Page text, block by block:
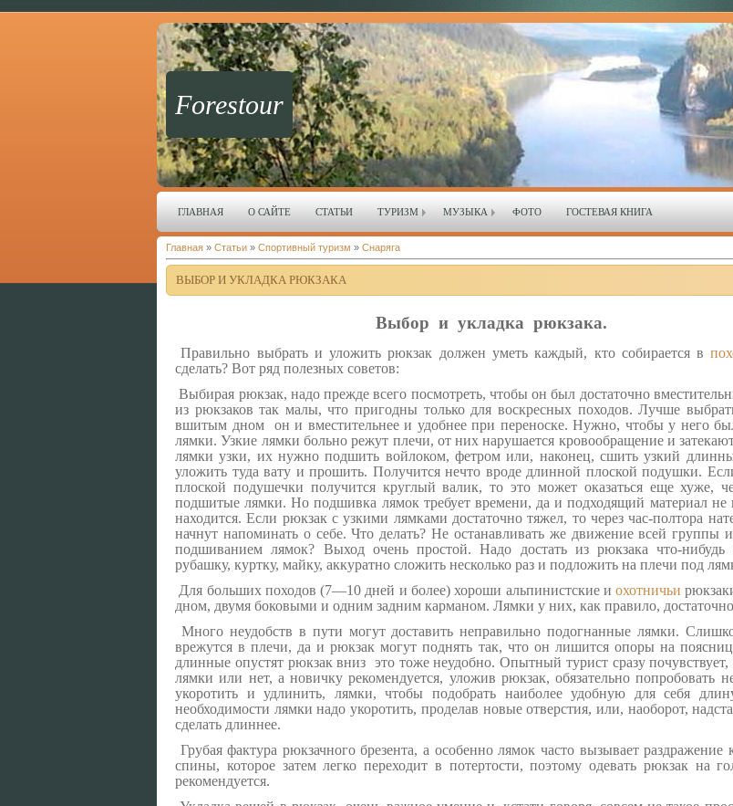
Forestour
ГЛАВНАЯ О САЙТЕ СТАТЬИ ТУРИЗМ МУЗЫКА ФОТО ГОСТЕВАЯ КНИГА
Главная » Статьи » Спортивный туризм » Снаряга
ВЫБОР И УКЛАДКА РЮКЗАКА
Выбор и укладка рюкзака.
Правильно выбрать и уложить рюкзак должен уметь каждый, кто собирается в
сделать? Вот ряд полезных советов:
Выбирая рюкзак, надо прежде всего посмотреть, чтобы он был достаточно
из рюкзаков так малы, что пригодны только для воскресных походов. Лучше
вшитым дном он и вместительнее и удобнее при переноске. Нужно, чтобы у него
лямки. Узкие лямки больно режут плечи, от них нарушается кровообращение и
лямки узки, их нужно подшить войлоком, фетром или, наконец, сшить узкий
уложить туда вату и прошить. Получится нечто вроде длинной плоской подушки.
плоской подушечки получится круглый валик, то это может оказаться еще хуже,
подшитые лямки. Но подшивка лямок требует времени, да и подходящий материал не
находится. Если рюкзак с узкими лямками достаточно тяжел, то через час-полтора
начнут напоминать о себе. Что делать? Не останавливать же движение всей группы и
подшиванием лямок? Выход очень простой. Надо достать из рюкзака что-
рубашку, куртку, майку, аккуратно сложить несколько раз и подложить на плечи под
Для больших походов (7—10 дней и более) хороши альпинистские иохотничьи
дном, двумя боковыми и одним задним карманом. Лямки у них, как правило,
Много неудобств в пути могут доставить неправильно подогнанные лямки.
врежутся в плечи, да и рюкзак могут поднять так, что он лишится опоры на
длинные опустят рюкзак вниз это тоже неудобно. Опытный турист сразу
лямки или нет, а новичку рекомендуется, уложив рюкзак, обязательно попробовать
укоротить и удлинить, лямки, чтобы подобрать наиболее удобную для себя
необходимости лямки надо укоротить, проделав новые отверстия, или, наоборот,
сделать длиннее.
Грубая фактура рюкзачного брезента, а особенно лямок часто вызывает
спины, которое затем легко переходит в потертости, поэтому одевать рюкзак на
рекомендуется.